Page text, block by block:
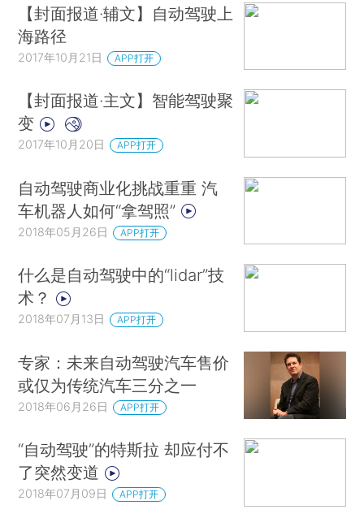
【封面报道·辅文】自动驾驶上
海路径
2017年10月21日 APP打开
【封面报道·主文】智能驾驶聚
变
2017年10月20日 APP打开
自动驾驶商业化挑战重重 汽
车机器人如何“拿驾照”
2018年05月26日 APP打开
什么是自动驾驶中的“lidar”技
术？
2018年07月13日 APP打开
专家：未来自动驾驶汽车售价
或仅为传统汽车三分之一
2018年06月26日 APP打开
“自动驾驶”的特斯拉 却应付不
了突然变道
2018年07月09日 APP打开